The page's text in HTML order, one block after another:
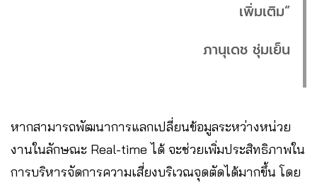
เพิ่มเติม”
ภานุเดช ชุ่มเย็น
หากสามารถพัฒนาการแลกเปลี่ยนข้อมูลระหว่างหน่วย
งานในลักษณะ Real-time ได้ จะช่วยเพิ่มประสิทธิภาพใน
การบริหารจัดการความเสี่ยงบริเวณจุดตัดได้มากขึ้น โดย